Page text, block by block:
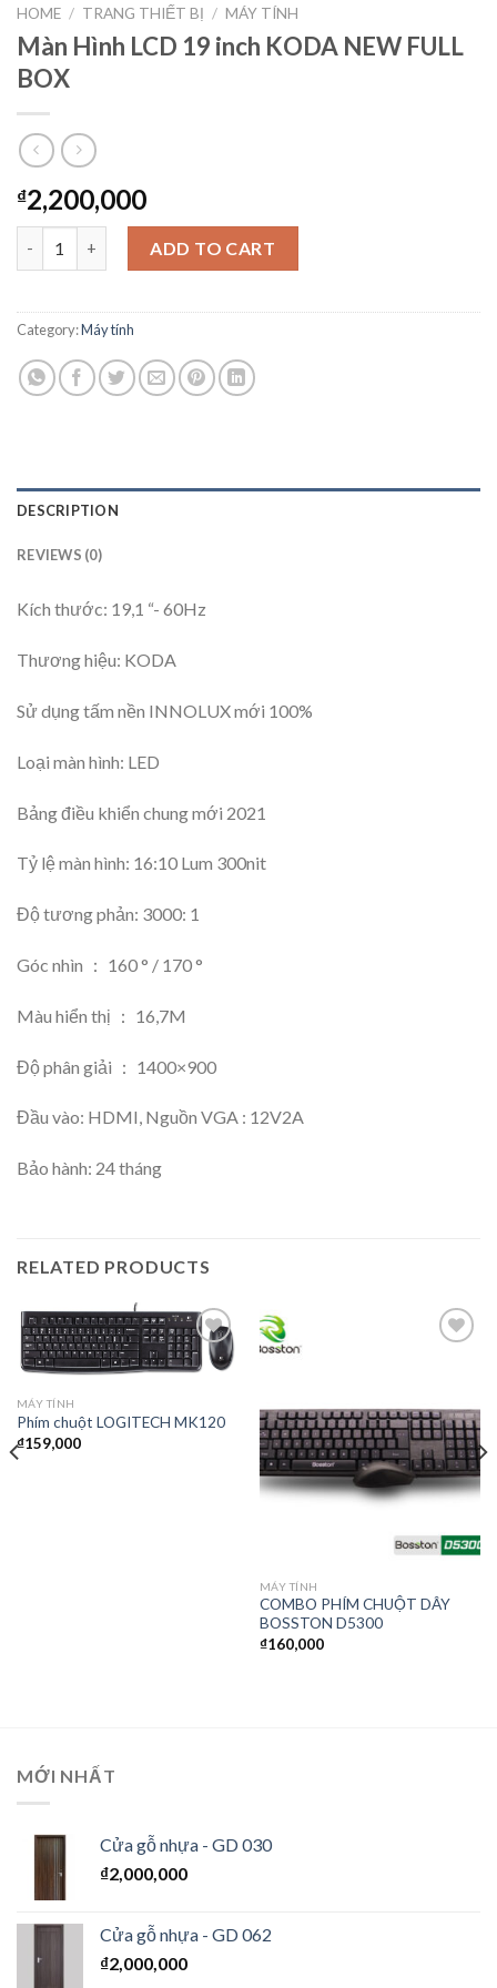
HOME / TRANG THIẾT BỊ / MÁY TÍNH
Màn Hình LCD 19 inch KODA NEW FULL
BOX
₫2,200,000
ADD TO CART
Category:Máy tính
DESCRIPTION
REVIEWS (0)
Kích thước: 19,1 “- 60Hz
Thương hiệu: KODA
Sử dụng tấm nền INNOLUX mới 100%
Loại màn hình: LED
Bảng điều khiển chung mới 2021
Tỷ lệ màn hình: 16:10 Lum 300nit
Độ tương phản: 3000: 1
Góc nhìn ： 160 ° / 170 °
Màu hiển thị ： 16,7M
Độ phân giải ： 1400×900
Đầu vào: HDMI, Nguồn VGA : 12V2A
Bảo hành: 24 tháng
RELATED PRODUCTS
Thêm
vào
MÁY TÍNH
Phím chuột LOGITECH MK120
₫159,000
MÁY TÍNH
COMBO PHÍM CHUỘT DÂY
BOSSTON D5300
₫160,000
MỚI NHẤT
Cửa gỗ nhựa - GD 030
₫2,000,000
Cửa gỗ nhựa - GD 062
₫2,000,000